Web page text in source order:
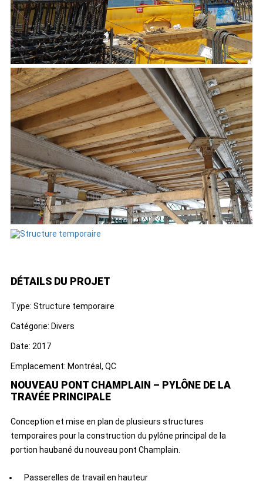
DÉTAILS DU PROJET
Type: Structure temporaire
Catégorie: Divers
Date: 2017
Emplacement: Montréal, QC
NOUVEAU PONT CHAMPLAIN – PYLÔNE DE LA
TRAVÉE PRINCIPALE
Conception et mise en plan de plusieurs structures
temporaires pour la construction du pylône principal de la
portion haubané du nouveau pont Champlain.
Passerelles de travail en hauteur